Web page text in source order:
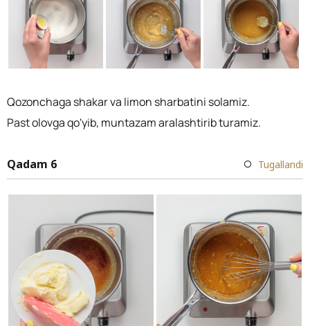
Qozonchaga shakar va limon sharbatini solamiz.
Past olovga qo'yib, muntazam aralashtirib turamiz.
Qadam 6 Tugallandi